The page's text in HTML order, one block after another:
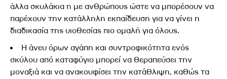
άλλα σκυλάκια η με ανθρώπους ώστε να μπορέσουν να
παρέχουν την κατάλληλη εκπαίδευση για να γίνει η
διαδικασία της υιοθεσίας πιο ομαλή για όλους.
Η άνευ όρων αγάπη και συντροφικότητα ενός
σκύλου από καταφύγιο μπορεί να θεραπεύσει την
μοναξιά και να ανακουφίσει την κατάθλιψη, καθώς τα